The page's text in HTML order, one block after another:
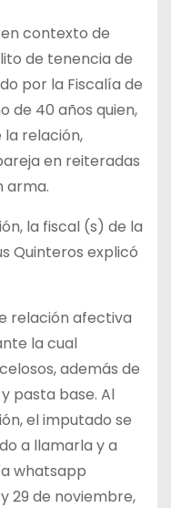
contexto de
de tenencia de
por la Fiscalía de
de 40 años quien,
relación,
en reiteradas
arma.
la fiscal (s) de la
Quinteros explicó
relación afectiva
la cual
además de
pasta base. Al
el imputado se
a llamarla y a
whatsapp
29 de noviembre,